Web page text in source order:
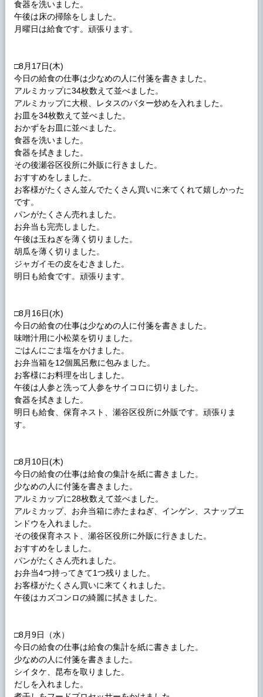
食器を洗いました。
午後は床の掃除をしました。
月曜日は給食です。頑張ります。
□8月17日(木)
今日の給食の仕事は少なめの人に付箋を書きました。
アルミカップに34枚数えて並べました。
アルミカップに大根、レタスのバター炒めを入れました。
お皿を34枚数えて並べました。
おかずをお皿に並べました。
食器を洗いました。
食器を拭きました。
その後瀬谷区役所に外販に行きました。
おすすめをしました。
お客様がたくさん並んでたくさん買いに来てくれて嬉しかった
です。
パンがたくさん売れました。
お弁当も完売しました。
午後は玉ねぎを薄く切りました。
胡瓜を薄く切りました。
ジャガイモの皮をむきました。
明日も給食です。頑張ります。
□8月16日(水)
今日の給食の仕事は少なめの人に付箋を書きました。
味噌汁用に小松菜を切りました。
ごはんにごま塩をかけました。
お弁当箱を12個風呂敷に包みました。
お客様にお料理を出しました。
午後は人参と洗って人参をサイコロに切りました。
食器を拭きました。
明日も給食、保育ネスト、瀬谷区役所に外販です。頑張りま
す。
□8月10日(木)
今日の給食の仕事は給食の集計を紙に書きました。
少なめの人に付箋を書きました。
アルミカップに28枚数えて並べました。
アルミカップ、お弁当箱に赤たまねぎ、インゲン、スナップエ
ンドウを入れました。
その後保育ネスト、瀬谷区役所に外販に行きました。
おすすめをしました。
パンがたくさん売れました。
お弁当4つ持ってきて1つ残りました。
お客様がたくさん買いに来てくれました。
午後はカズコンロの綺麗に拭きました。
□8月9日（水）
今日の給食の仕事は給食の集計を紙に書きました。
少なめの人に付箋を書きました。
シイタケ、昆布を取りました。
だしを入れました。